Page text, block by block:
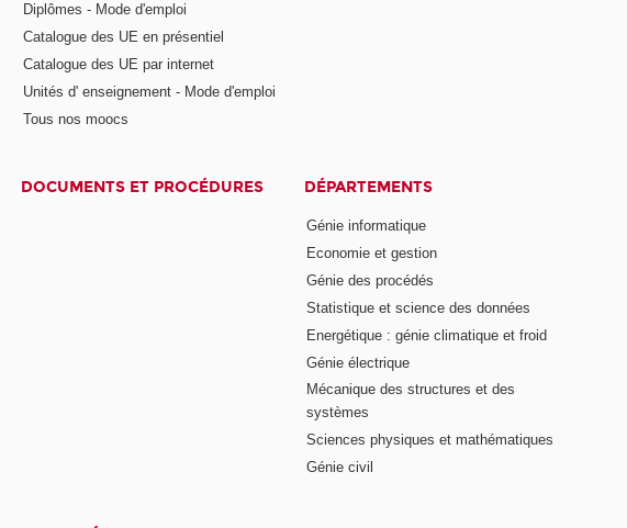
Diplômes - Mode d'emploi
Catalogue des UE en présentiel
Catalogue des UE par internet
Unités d' enseignement - Mode d'emploi
Tous nos moocs
DOCUMENTS ET PROCÉDURES DÉPARTEMENTS
Génie informatique
Economie et gestion
Génie des procédés
Statistique et science des données
Energétique : génie climatique et froid
Génie électrique
Mécanique des structures et des
systèmes
Sciences physiques et mathématiques
Génie civil